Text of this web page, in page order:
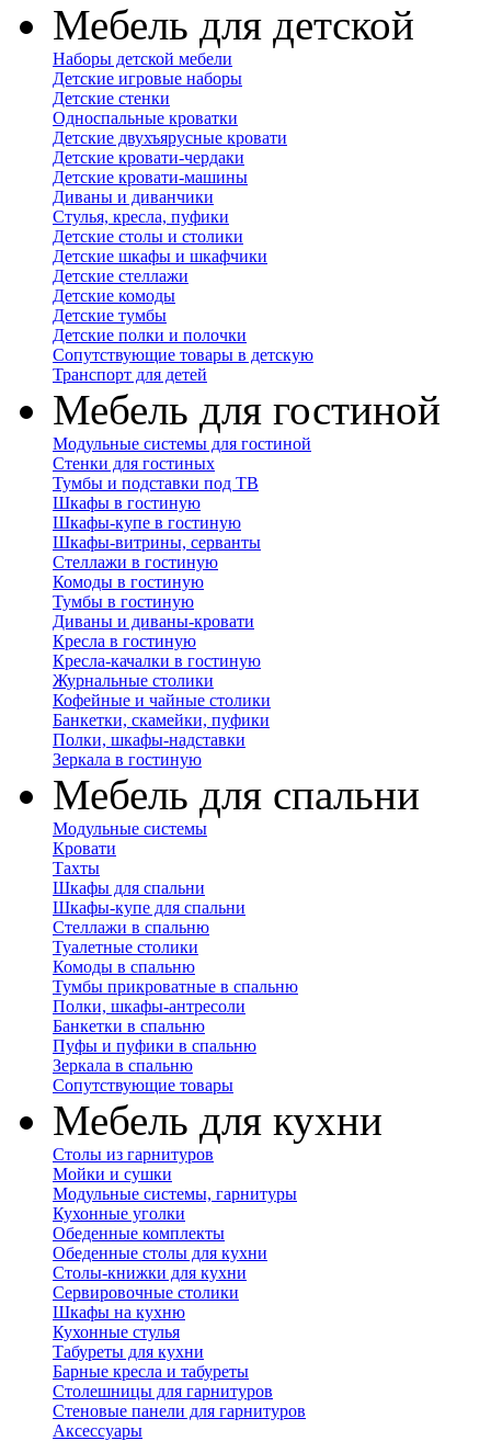
Мебель для детской
Наборы детской мебели
Детские игровые наборы
Детские стенки
Односпальные кроватки
Детские двухъярусные кровати
Детские кровати-чердаки
Детские кровати-машины
Диваны и диванчики
Стулья, кресла, пуфики
Детские столы и столики
Детские шкафы и шкафчики
Детские стеллажи
Детские комоды
Детские тумбы
Детские полки и полочки
Сопутствующие товары в детскую
Транспорт для детей
Мебель для гостиной
Модульные системы для гостиной
Стенки для гостиных
Тумбы и подставки под ТВ
Шкафы в гостиную
Шкафы-купе в гостиную
Шкафы-витрины, серванты
Стеллажи в гостиную
Комоды в гостиную
Тумбы в гостиную
Диваны и диваны-кровати
Кресла в гостиную
Кресла-качалки в гостиную
Журнальные столики
Кофейные и чайные столики
Банкетки, скамейки, пуфики
Полки, шкафы-надставки
Зеркала в гостиную
Мебель для спальни
Модульные системы
Кровати
Тахты
Шкафы для спальни
Шкафы-купе для спальни
Стеллажи в спальню
Туалетные столики
Комоды в спальню
Тумбы прикроватные в спальню
Полки, шкафы-антресоли
Банкетки в спальню
Пуфы и пуфики в спальню
Зеркала в спальню
Сопутствующие товары
Мебель для кухни
Столы из гарнитуров
Мойки и сушки
Модульные системы, гарнитуры
Кухонные уголки
Обеденные комплекты
Обеденные столы для кухни
Столы-книжки для кухни
Сервировочные столики
Шкафы на кухню
Кухонные стулья
Табуреты для кухни
Барные кресла и табуреты
Столешницы для гарнитуров
Стеновые панели для гарнитуров
Аксессуары